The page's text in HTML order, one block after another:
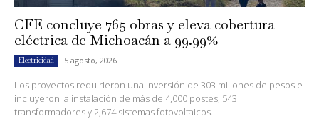
CFE concluye 765 obras y eleva cobertura
eléctrica de Michoacán a 99.99%
Electricidad 5 agosto, 2026
Los proyectos requirieron una inversión de 303 millones de pesos e
incluyeron la instalación de más de 4,000 postes, 543
transformadores y 2,674 sistemas fotovoltaicos.